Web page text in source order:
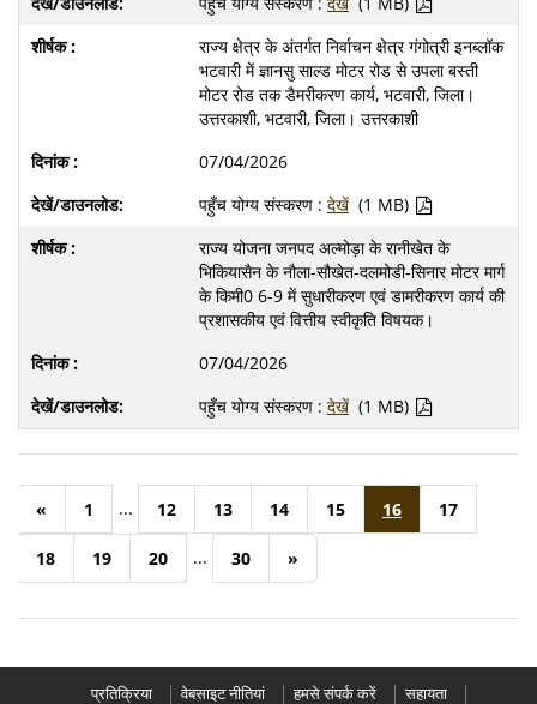
राज्य क्षेत्र के अंतर्गत निर्वाचन क्षेत्र गंगोत्री इनब्लॉक
भटवारी में ज्ञानसु साल्ड मोटर रोड से उपला बस्ती
मोटर रोड तक डैमरीकरण कार्य, भटवारी, जिला।
उत्तरकाशी, भटवारी, जिला। उत्तरकाशी
07/04/2026
पहुँच योग्य संस्करण : देखें (1 MB)
राज्य योजना जनपद अल्मोड़ा के रानीखेत के
भिकियासैन के नौला-सौखेत-दलमोडी-सिनार मोटर मार्ग
के किमी0 6-9 में सुधारीकरण एवं डामरीकरण कार्य की
प्रशासकीय एवं वित्तीय स्वीकृति विषयक।
07/04/2026
पहुँच योग्य संस्करण : देखें (1 MB)
« 1 ... 12 13 14 15 16 17
18 19 20 ... 30 »
प्रतिक्रिया वेबसाइट नीतियां हमसे संपर्क करें सहायता